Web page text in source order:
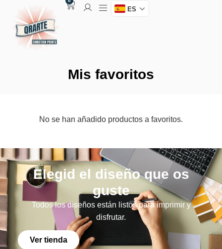
ES
Mis favoritos
No se han añadido productos a favoritos.
Elegid el diseño que os
guste
Todos los diseños están listos para imprimir y
disfrutar.
Ver tienda